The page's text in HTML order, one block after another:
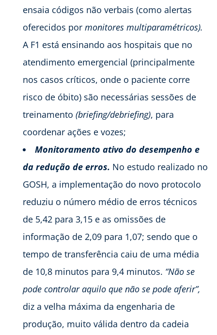
ensaia códigos não verbais (como alertas
oferecidos por monitores multiparamétricos).
A F1 está ensinando aos hospitais que no
atendimento emergencial (principalmente
nos casos críticos, onde o paciente corre
risco de óbito) são necessárias sessões de
treinamento (briefing/debriefing), para
coordenar ações e vozes;
Monitoramento ativo do desempenho e
da redução de erros. No estudo realizado no
GOSH, a implementação do novo protocolo
reduziu o número médio de erros técnicos
de 5,42 para 3,15 e as omissões de
informação de 2,09 para 1,07; sendo que o
tempo de transferência caiu de uma média
de 10,8 minutos para 9,4 minutos. “Não se
pode controlar aquilo que não se pode aferir”,
diz a velha máxima da engenharia de
produção, muito válida dentro da cadeia